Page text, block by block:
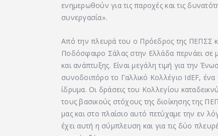
ενημερωθούν για τις παροχές και τις
συνεργασία».
Από την πλευρά του ο Πρόεδρος της ΠΕΠΣΣ κ.
Ποδόσφαιρο Σάλας στην Ελλάδα περνάει σε
και ανάπτυξης. Είναι μεγάλη τιμή για την
συνοδοιπόρο το Γαλλικό Κολλέγιο IdEF,
ίδρυμα. Οι δράσεις του Κολλεγίου
τους βασικούς στόχους της διοίκησης της
μας και στο πλαίσιο αυτό πετύχαμε την εν
έχει αυτή η σύμπλευση και για τις δύο